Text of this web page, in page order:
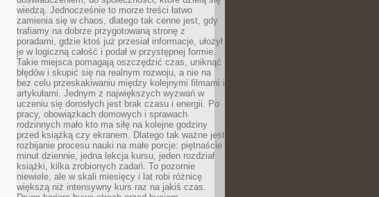
wiedzą. Jednocześnie to morze treści łatwo
zamienia się w chaos, dlatego tak cenne jest, gdy
trafiamy na dobrze przygotowaną stronę z
poradami, gdzie ktoś już przesiał informacje, ułożył
je w logiczną całość i podał w przystępnej formie.
Takie miejsca pomagają oszczędzić czas, uniknąć
błędów i skupić się na realnym rozwoju, a nie na
bez celu przeskakiwaniu między kolejnymi filmami i
artykułami. Jednym z największych wyzwań w
uczeniu się dorosłych jest brak czasu i energii. Po
pracy, obowiązkach domowych i sprawach
rodzinnych mało kto ma siłę na kolejne godziny
przed książką czy ekranem. Dlatego tak ważne jest
rozbijanie procesu nauki na małe porcje: piętnaście
minut dziennie, jedna lekcja kursu, jeden rozdział
książki, kilka zrobionych zadań. To pozornie
niewiele, ale w skali miesięcy i lat robi różnicę
większą niż intensywny kurs raz na jakiś czas.